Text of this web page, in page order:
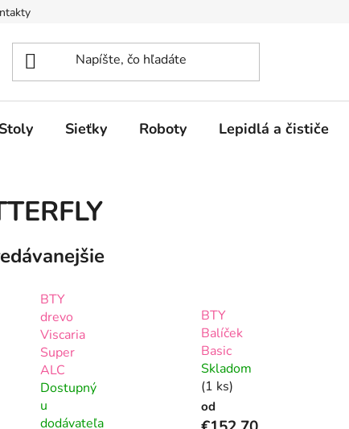
Stoly Sieťky Roboty Lepidlá a čističe
BTY
drevo
Viscaria
Super
ALC
Dostupný
u
dodávateľa
BTY
Balíček
Basic
Skladom
(1 ks)
od